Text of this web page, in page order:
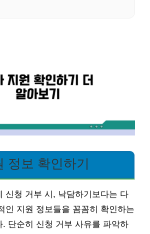
정보 확인하기
신청 거부 시, 낙담하기보다는 다
인 지원 정보들을 꼼꼼히 확인하는
. 단순히 신청 거부 사유를 파악하